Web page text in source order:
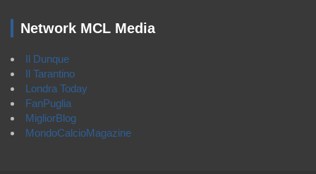
Network MCL Media
Il Dunque
Il Tarantino
Londra Today
FanPuglia
MigliorBlog
MondoCalcioMagazine